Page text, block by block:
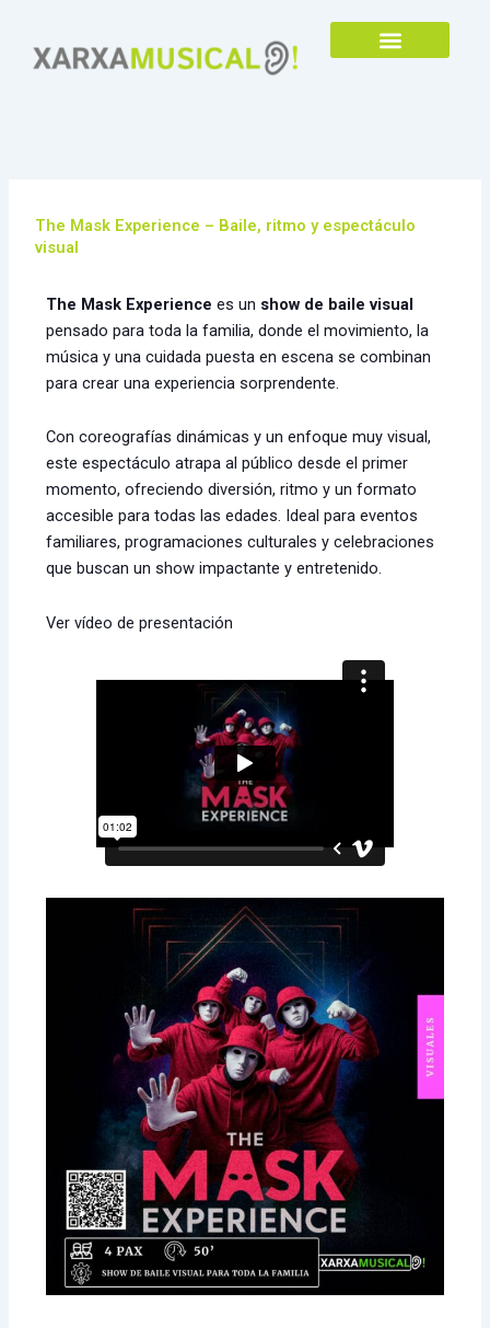
contenido
The Mask Experience – Baile, ritmo y espectáculo
visual
The Mask Experience es un show de baile visual
pensado para toda la familia, donde el movimiento, la
música y una cuidada puesta en escena se combinan
para crear una experiencia sorprendente.
Con coreografías dinámicas y un enfoque muy visual,
este espectáculo atrapa al público desde el primer
momento, ofreciendo diversión, ritmo y un formato
accesible para todas las edades. Ideal para eventos
familiares, programaciones culturales y celebraciones
que buscan un show impactante y entretenido.
Ver vídeo de presentación